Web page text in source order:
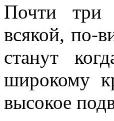
Почти три
всякой, по-
станут
широкому
высокое